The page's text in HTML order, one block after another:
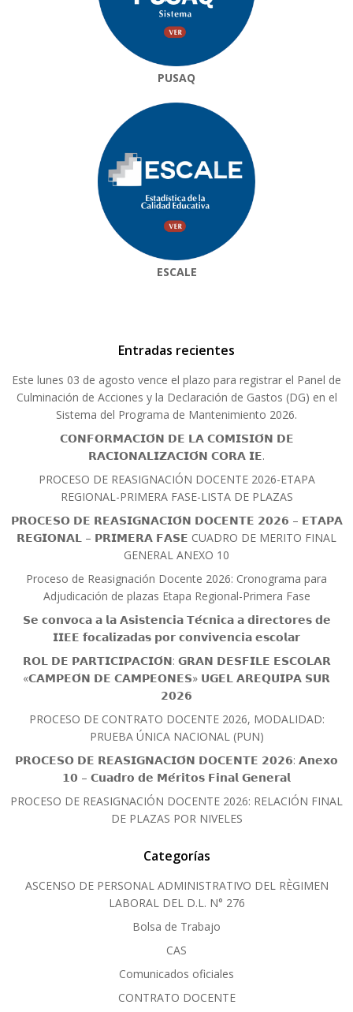
PUSAQ
ESCALE
Entradas recientes
Este lunes 03 de agosto vence el plazo para registrar el Panel de
Culminación de Acciones y la Declaración de Gastos (DG) en el
Sistema del Programa de Mantenimiento 2026.
𝗖𝗢𝗡𝗙𝗢𝗥𝗠𝗔𝗖𝗜𝗢́𝗡 𝗗𝗘 𝗟𝗔 𝗖𝗢𝗠𝗜𝗦𝗜𝗢́𝗡 𝗗𝗘
𝗥𝗔𝗖𝗜𝗢𝗡𝗔𝗟𝗜𝗭𝗔𝗖𝗜𝗢́𝗡 𝗖𝗢𝗥𝗔 𝗜𝗘.
PROCESO DE REASIGNACIÓN DOCENTE 2026-ETAPA
REGIONAL-PRIMERA FASE-LISTA DE PLAZAS
𝗣𝗥𝗢𝗖𝗘𝗦𝗢 𝗗𝗘 𝗥𝗘𝗔𝗦𝗜𝗚𝗡𝗔𝗖𝗜𝗢́𝗡 𝗗𝗢𝗖𝗘𝗡𝗧𝗘 𝟮𝟬𝟮𝟲 – 𝗘𝗧𝗔𝗣𝗔
𝗥𝗘𝗚𝗜𝗢𝗡𝗔𝗟 – 𝗣𝗥𝗜𝗠𝗘𝗥𝗔 𝗙𝗔𝗦𝗘 CUADRO DE MERITO FINAL
GENERAL ANEXO 10
Proceso de Reasignación Docente 2026: Cronograma para
Adjudicación de plazas Etapa Regional-Primera Fase
𝗦𝗲 𝗰𝗼𝗻𝘃𝗼𝗰𝗮 𝗮 𝗹𝗮 𝗔𝘀𝗶𝘀𝘁𝗲𝗻𝗰𝗶𝗮 𝗧𝗲́𝗰𝗻𝗶𝗰𝗮 𝗮 𝗱𝗶𝗿𝗲𝗰𝘁𝗼𝗿𝗲𝘀 𝗱𝗲
𝗜𝗜𝗘𝗘 𝗳𝗼𝗰𝗮𝗹𝗶𝘇𝗮𝗱𝗮𝘀 𝗽𝗼𝗿 𝗰𝗼𝗻𝘃𝗶𝘃𝗲𝗻𝗰𝗶𝗮 𝗲𝘀𝗰𝗼𝗹𝗮𝗿
𝗥𝗢𝗟 𝗗𝗘 𝗣𝗔𝗥𝗧𝗜𝗖𝗜𝗣𝗔𝗖𝗜𝗢́𝗡: 𝗚𝗥𝗔𝗡 𝗗𝗘𝗦𝗙𝗜𝗟𝗘 𝗘𝗦𝗖𝗢𝗟𝗔𝗥
«𝗖𝗔𝗠𝗣𝗘𝗢́𝗡 𝗗𝗘 𝗖𝗔𝗠𝗣𝗘𝗢𝗡𝗘𝗦» 𝗨𝗚𝗘𝗟 𝗔𝗥𝗘𝗤𝗨𝗜𝗣𝗔 𝗦𝗨𝗥
𝟮𝟬𝟮𝟲
PROCESO DE CONTRATO DOCENTE 2026, MODALIDAD:
PRUEBA ÚNICA NACIONAL (PUN)
𝗣𝗥𝗢𝗖𝗘𝗦𝗢 𝗗𝗘 𝗥𝗘𝗔𝗦𝗜𝗚𝗡𝗔𝗖𝗜𝗢́𝗡 𝗗𝗢𝗖𝗘𝗡𝗧𝗘 𝟮𝟬𝟮𝟲: 𝗔𝗻𝗲𝘅𝗼
𝟭𝟬 – 𝗖𝘂𝗮𝗱𝗿𝗼 𝗱𝗲 𝗠𝗲́𝗿𝗶𝘁𝗼𝘀 𝗙𝗶𝗻𝗮𝗹 𝗚𝗲𝗻𝗲𝗿𝗮𝗹
PROCESO DE REASIGNACIÓN DOCENTE 2026: RELACIÓN FINAL
DE PLAZAS POR NIVELES
Categorías
ASCENSO DE PERSONAL ADMINISTRATIVO DEL RÈGIMEN
LABORAL DEL D.L. N° 276
Bolsa de Trabajo
CAS
Comunicados oficiales
CONTRATO DOCENTE